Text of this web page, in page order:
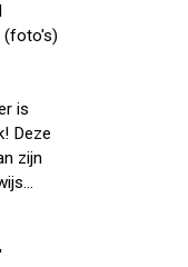
(foto's)
is
Deze
zijn